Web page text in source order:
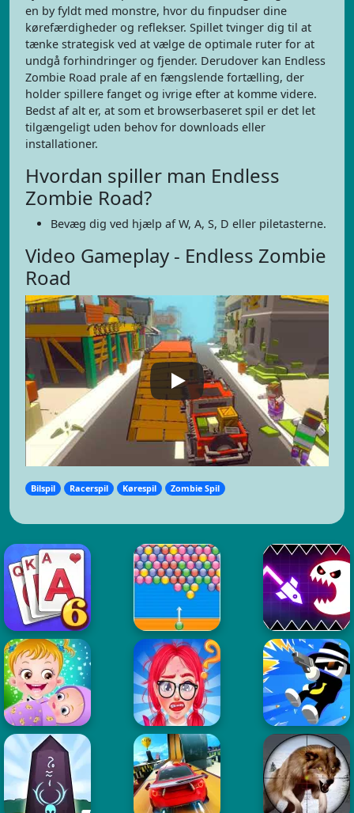
en by fyldt med monstre, hvor du finpudser dine
kørefærdigheder og reflekser. Spillet tvinger dig til at
tænke strategisk ved at vælge de optimale ruter for at
undgå forhindringer og fjender. Derudover kan Endless
Zombie Road prale af en fængslende fortælling, der
holder spillere fanget og ivrige efter at komme videre.
Bedst af alt er, at som et browserbaseret spil er det let
tilgængeligt uden behov for downloads eller
installationer.
Hvordan spiller man Endless
Zombie Road?
Bevæg dig ved hjælp af W, A, S, D eller piletasterne.
Video Gameplay - Endless Zombie
Road
Bilspil Racerspil Kørespil Zombie Spil